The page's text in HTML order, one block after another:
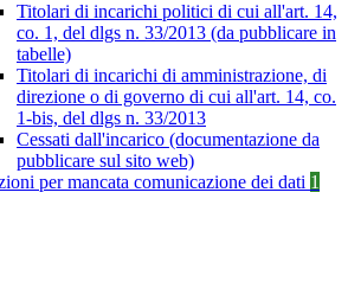
Titolari di incarichi politici di cui all'art. 14,
co. 1, del dlgs n. 33/2013 (da pubblicare in
tabelle)
Titolari di incarichi di amministrazione, di
direzione o di governo di cui all'art. 14, co.
1-bis, del dlgs n. 33/2013
Cessati dall'incarico (documentazione da
pubblicare sul sito web)
per mancata comunicazione dei dati 1